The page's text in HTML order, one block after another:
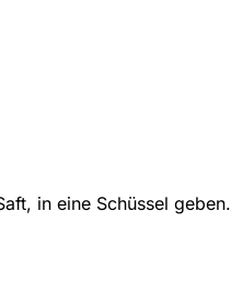
in eine Schüssel geben.